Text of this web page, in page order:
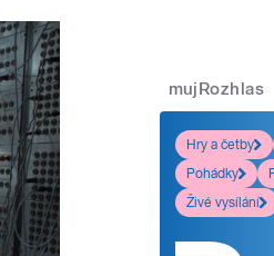
mujRozhlas
Hry a četby
Pohádky
Živé vysílání